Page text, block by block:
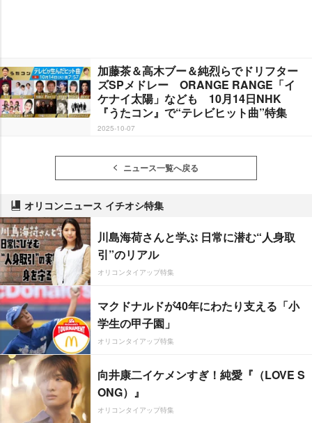
加藤茶＆高木ブー＆純烈らでドリフター
ズSPメドレー ORANGE RANGE「イ
ケナイ太陽」なども 10月14日NHK
『うたコン』で“テレビヒット曲”特集
2025-10-07
ニュース一覧へ戻る
オリコンニュース イチオシ特集
川島海荷さんと学ぶ 日常に潜む“人身取
引”のリアル
オリコンタイアップ特集
マクドナルドが40年にわたり支える「小
学生の甲子園」
オリコンタイアップ特集
向井康二イケメンすぎ！純愛『（LOVE S
ONG）』
オリコンタイアップ特集